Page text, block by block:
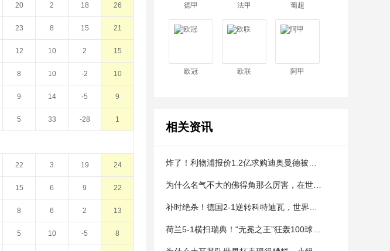
20 2 18 26
23 8 15 21
12 10 2 15
8 10 -2 10
9 14 -5 9
5 33 -28 1
22 3 19 24
15 6 9 22
8 6 2 13
5 10 -5 8
德甲 法甲 葡超
欧冠 欧联 阿甲
相关资讯